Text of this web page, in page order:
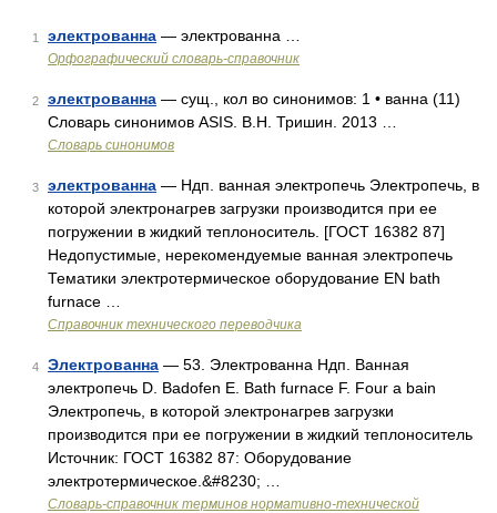
1 электрованна — электрованна …
Орфографический словарь-справочник
2 электрованна — сущ., кол во синонимов: 1 • ванна (11)
Словарь синонимов ASIS. В.Н. Тришин. 2013 …
Словарь синонимов
3 электрованна — Ндп. ванная электропечь Электропечь, в
которой электронагрев загрузки производится при ее
погружении в жидкий теплоноситель. [ГОСТ 16382 87]
Недопустимые, нерекомендуемые ванная электропечь
Тематики электротермическое оборудование EN bath
furnace …
Справочник технического переводчика
4 Электрованна — 53. Электрованна Ндп. Ванная
электропечь D. Badofen E. Bath furnace F. Four a bain
Электропечь, в которой электронагрев загрузки
производится при ее погружении в жидкий теплоноситель
Источник: ГОСТ 16382 87: Оборудование
электротермическое.&#8230; …
Словарь-справочник терминов нормативно-технической